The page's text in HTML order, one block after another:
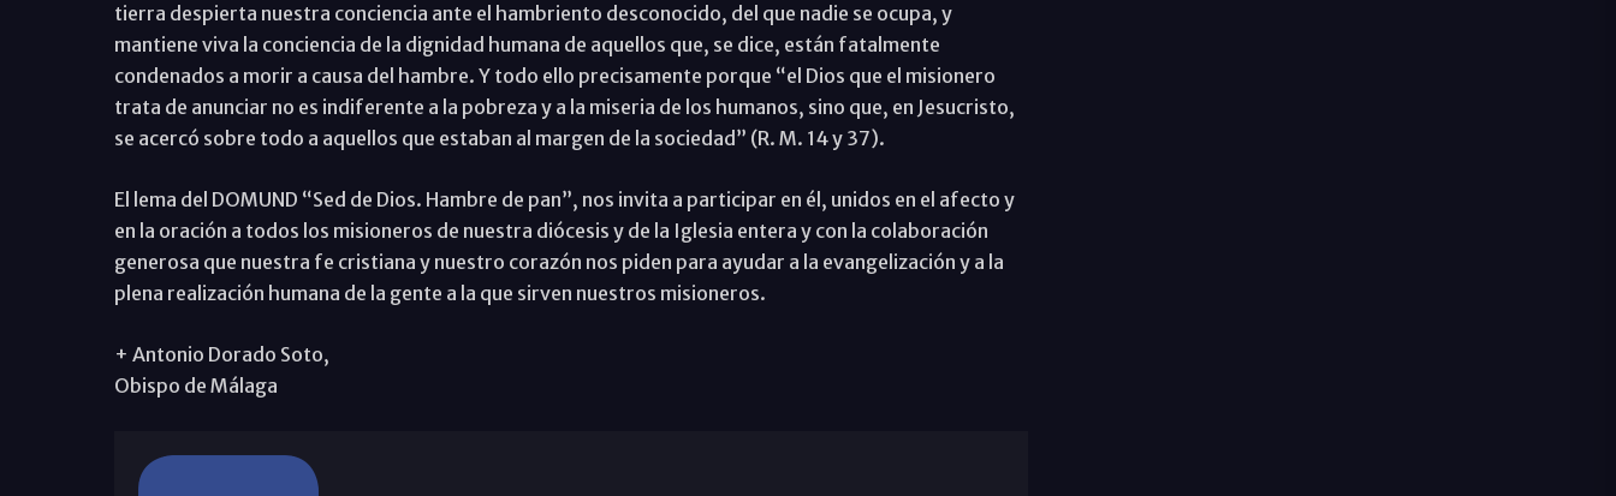
tierra despierta nuestra conciencia ante el hambriento desconocido, del que nadie se ocupa, y
mantiene viva la conciencia de la dignidad humana de aquellos que, se dice, están fatalmente
condenados a morir a causa del hambre. Y todo ello precisamente porque “el Dios que el misionero
trata de anunciar no es indiferente a la pobreza y a la miseria de los humanos, sino que, en Jesucristo,
se acercó sobre todo a aquellos que estaban al margen de la sociedad” (R. M. 14 y 37).
El lema del DOMUND “Sed de Dios. Hambre de pan”, nos invita a participar en él, unidos en el afecto y
en la oración a todos los misioneros de nuestra diócesis y de la Iglesia entera y con la colaboración
generosa que nuestra fe cristiana y nuestro corazón nos piden para ayudar a la evangelización y a la
plena realización humana de la gente a la que sirven nuestros misioneros.
+ Antonio Dorado Soto,
Obispo de Málaga